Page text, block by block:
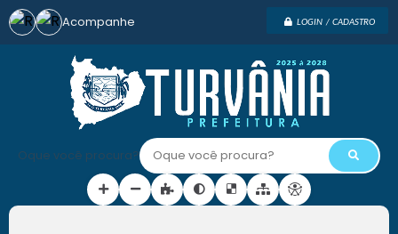
LOGIN / CADASTRO
Oque você procura?
Acompanhe